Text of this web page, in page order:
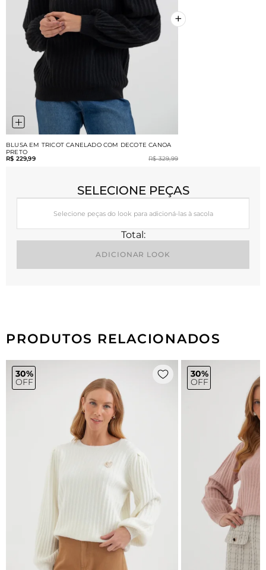
BLUSA EM TRICOT CANELADO COM DECOTE CANOA
PRETO
R$ 329,99
R$ 229,99
+
+
SELECIONE PEÇAS
Selecione peças do look para adicioná-las à sacola
Total:
ADICIONAR LOOK
PRODUTOS RELACIONADOS
30%
OFF
30%
OFF